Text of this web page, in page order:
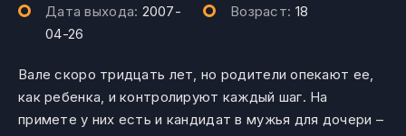
Дата выхода: 2007-
04-26
Возраст: 18
Вале скоро тридцать лет, но родители опекают ее,
как ребенка, и контролируют каждый шаг. На
примете у них есть и кандидат в мужья для дочери –